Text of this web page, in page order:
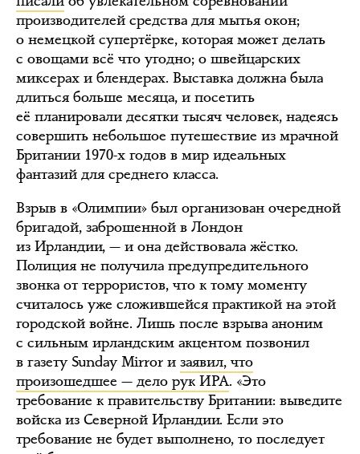
производителей средства для мытья окон;
о немецкой супертёрке, которая может делать
с овощами всё что угодно; о швейцарских
миксерах и блендерах. Выставка должна была
длиться больше месяца, и посетить
её планировали десятки тысяч человек, надеясь
совершить небольшое путешествие из мрачной
Британии 1970-х годов в мир идеальных
фантазий для среднего класса.
Взрыв в «Олимпии» был организован очередной
бригадой, заброшенной в Лондон
из Ирландии, — и она действовала жёстко.
Полиция не получила предупредительного
звонка от террористов, что к тому моменту
считалось уже сложившейся практикой на этой
городской войне. Лишь после взрыва аноним
с сильным ирландским акцентом позвонил
в газету Sunday Mirror и заявил, что
произошедшее — дело рук ИРА. «Это
требование к правительству Британии: выведите
войска из Северной Ирландии. Если это
требование не будет выполнено, то последует